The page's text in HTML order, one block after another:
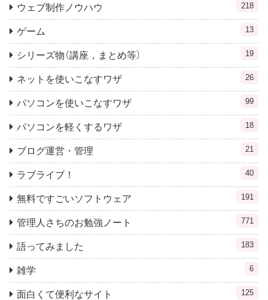
ウェブ制作ノウハウ 218
ゲーム 13
シリーズ物（講座，まとめ等） 19
ネットを使いこなすワザ 26
パソコンを使いこなすワザ 99
パソコンを軽くするワザ 18
ブログ運営・管理 21
ラブライブ！ 40
無料ですごいソフトウェア 191
管理人さちのお勉強ノート 771
語ってみました 183
雑学 6
面白くて便利なサイト 125